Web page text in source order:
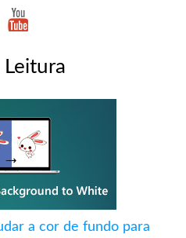
Leitura
a cor de fundo para